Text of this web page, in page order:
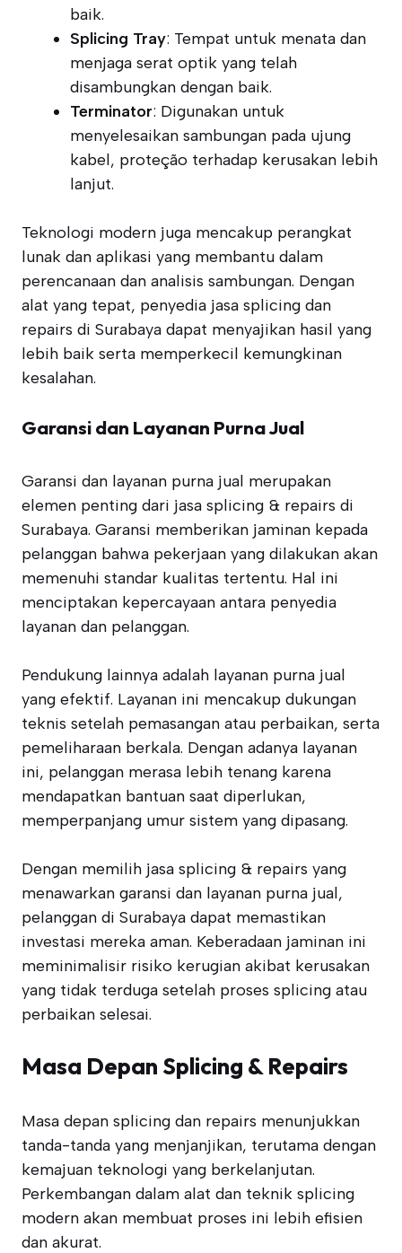
baik.
Splicing Tray: Tempat untuk menata dan
menjaga serat optik yang telah
disambungkan dengan baik.
Terminator: Digunakan untuk
menyelesaikan sambungan pada ujung
kabel, proteção terhadap kerusakan lebih
lanjut.
Teknologi modern juga mencakup perangkat
lunak dan aplikasi yang membantu dalam
perencanaan dan analisis sambungan. Dengan
alat yang tepat, penyedia jasa splicing dan
repairs di Surabaya dapat menyajikan hasil yang
lebih baik serta memperkecil kemungkinan
kesalahan.
Garansi dan Layanan Purna Jual
Garansi dan layanan purna jual merupakan
elemen penting dari jasa splicing & repairs di
Surabaya. Garansi memberikan jaminan kepada
pelanggan bahwa pekerjaan yang dilakukan akan
memenuhi standar kualitas tertentu. Hal ini
menciptakan kepercayaan antara penyedia
layanan dan pelanggan.
Pendukung lainnya adalah layanan purna jual
yang efektif. Layanan ini mencakup dukungan
teknis setelah pemasangan atau perbaikan, serta
pemeliharaan berkala. Dengan adanya layanan
ini, pelanggan merasa lebih tenang karena
mendapatkan bantuan saat diperlukan,
memperpanjang umur sistem yang dipasang.
Dengan memilih jasa splicing & repairs yang
menawarkan garansi dan layanan purna jual,
pelanggan di Surabaya dapat memastikan
investasi mereka aman. Keberadaan jaminan ini
meminimalisir risiko kerugian akibat kerusakan
yang tidak terduga setelah proses splicing atau
perbaikan selesai.
Masa Depan Splicing & Repairs
Masa depan splicing dan repairs menunjukkan
tanda-tanda yang menjanjikan, terutama dengan
kemajuan teknologi yang berkelanjutan.
Perkembangan dalam alat dan teknik splicing
modern akan membuat proses ini lebih efisien
dan akurat.